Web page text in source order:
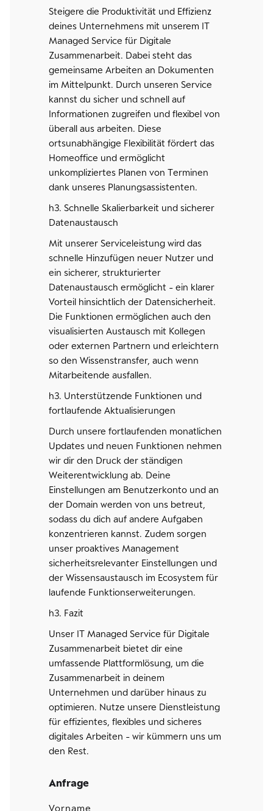
Steigere die Produktivität und Effizienz
deines Unternehmens mit unserem IT
Managed Service für Digitale
Zusammenarbeit. Dabei steht das
gemeinsame Arbeiten an Dokumenten
im Mittelpunkt. Durch unseren Service
kannst du sicher und schnell auf
Informationen zugreifen und flexibel von
überall aus arbeiten. Diese
ortsunabhängige Flexibilität fördert das
Homeoffice und ermöglicht
unkompliziertes Planen von Terminen
dank unseres Planungsassistenten.
h3. Schnelle Skalierbarkeit und sicherer
Datenaustausch
Mit unserer Serviceleistung wird das
schnelle Hinzufügen neuer Nutzer und
ein sicherer, strukturierter
Datenaustausch ermöglicht - ein klarer
Vorteil hinsichtlich der Datensicherheit.
Die Funktionen ermöglichen auch den
visualisierten Austausch mit Kollegen
oder externen Partnern und erleichtern
so den Wissenstransfer, auch wenn
Mitarbeitende ausfallen.
h3. Unterstützende Funktionen und
fortlaufende Aktualisierungen
Durch unsere fortlaufenden monatlichen
Updates und neuen Funktionen nehmen
wir dir den Druck der ständigen
Weiterentwicklung ab. Deine
Einstellungen am Benutzerkonto und an
der Domain werden von uns betreut,
sodass du dich auf andere Aufgaben
konzentrieren kannst. Zudem sorgen
unser proaktives Management
sicherheitsrelevanter Einstellungen und
der Wissensaustausch im Ecosystem für
laufende Funktionserweiterungen.
h3. Fazit
Unser IT Managed Service für Digitale
Zusammenarbeit bietet dir eine
umfassende Plattformlösung, um die
Zusammenarbeit in deinem
Unternehmen und darüber hinaus zu
optimieren. Nutze unsere Dienstleistung
für effizientes, flexibles und sicheres
digitales Arbeiten - wir kümmern uns um
den Rest.
Anfrage
Vorname